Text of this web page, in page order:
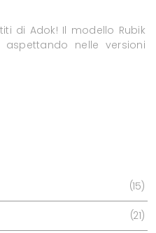
di Adok! Il modello Rubik
nelle versioni
15
21